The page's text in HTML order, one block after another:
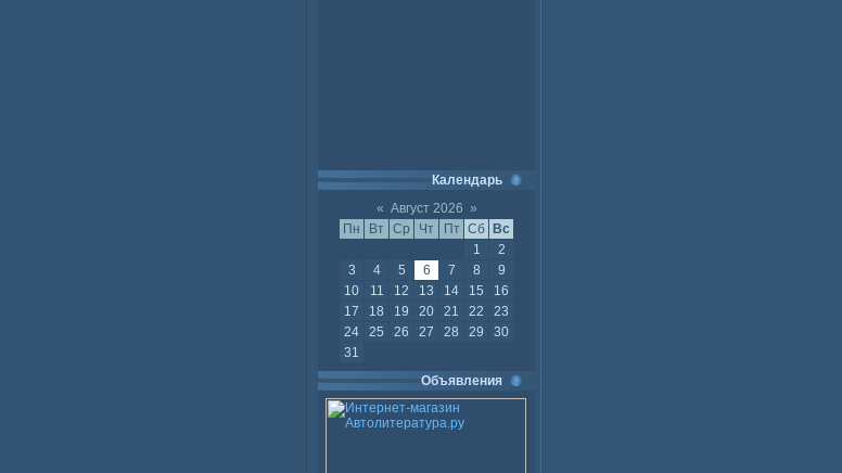
Календарь
« Август 2026 »
Пн
Вт Ср Чт Пт Сб
Вс
1
2
3
4 5 6 7 8
9
10
11 12 13 14 15
16
17
18 19 20 21 22
23
24
25 26 27 28 29
30
31
Объявления